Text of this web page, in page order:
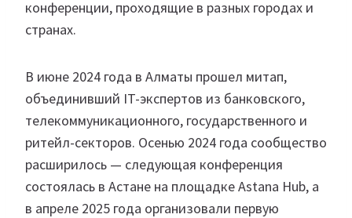
конференции, проходящие в разных городах и
странах.
В июне 2024 года в Алматы прошел митап,
объединивший IT-экспертов из банковского,
телекоммуникационного, государственного и
ритейл-секторов. Осенью 2024 года сообщество
расширилось — следующая конференция
состоялась в Астане на площадке Astana Hub, а
в апреле 2025 года организовали первую